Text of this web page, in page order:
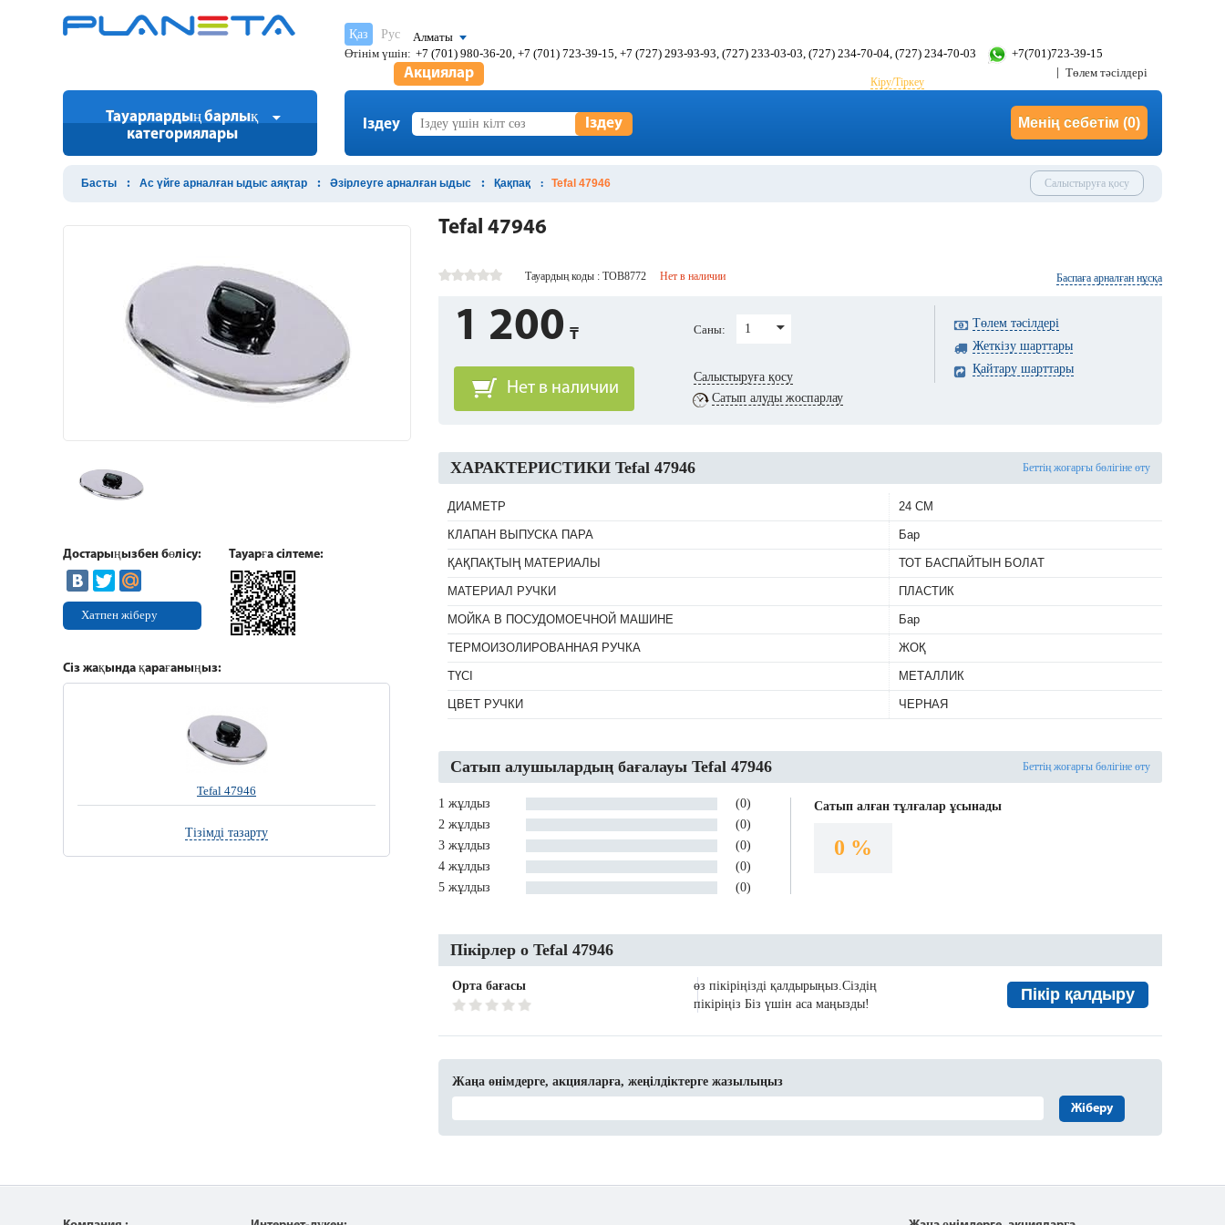
Қаз Рус
Алматы
Өтінім үшін: +7 (701) 980-36-20, +7 (701) 723-39-15, +7 (727) 293-93-93, (727) 233-03-03, (727) 234-70-04, (727) 234-70-03 +7(701)723-39-15
Кіру/Тіркеу
Акциялар Төлем тәсілдері
Тауарлардың барлық
категориялары
Іздеу Іздеу Менің себетім (0)
Басты Ас үйге арналған ыдыс аяқтар Әзірлеуге арналған ыдыс Қақпақ Tefal 47946 Салыстыруға қосу
Достарыңызбен бөлісу:
Хатпен жіберу
Тауарға сілтеме:
Сіз жақында қарағаныңыз:
Tefal 47946
Тізімді тазарту
Tefal 47946
Тауардың коды : ТОВ8772 Нет в наличии Баспаға арналған нұсқа
1 200
Нет в наличии
Саны: 1
Салыстыруға қосу
Сатып алуды жоспарлау
Төлем тәсілдері
Жеткізу шарттары
Қайтару шарттары
ХАРАКТЕРИСТИКИ Tefal 47946 Беттің жоғарғы бөлігіне өту
ДИАМЕТР 24 СМ
КЛАПАН ВЫПУСКА ПАРА Бар
ҚАҚПАҚТЫҢ МАТЕРИАЛЫ ТОТ БАСПАЙТЫН БОЛАТ
МАТЕРИАЛ РУЧКИ ПЛАСТИК
МОЙКА В ПОСУДОМОЕЧНОЙ МАШИНЕ Бар
ТЕРМОИЗОЛИРОВАННАЯ РУЧКА ЖОҚ
ТҮСІ МЕТАЛЛИК
ЦВЕТ РУЧКИ ЧЕРНАЯ
Сатып алушылардың бағалауы Tefal 47946 Беттің жоғарғы бөлігіне өту
1 жұлдыз
(0)
2 жұлдыз
(0)
3 жұлдыз
(0)
4 жұлдыз
(0)
5 жұлдыз
(0)
Сатып алған тұлғалар ұсынады
0 %
Пікірлер о Tefal 47946
Орта бағасы
өз пікіріңізді қалдырыңыз.Сіздің
пікіріңіз Біз үшін аса маңызды!
Пікір қалдыру
Жаңа өнімдерге, акцияларға, жеңілдіктерге жазылыңыз
Жіберу